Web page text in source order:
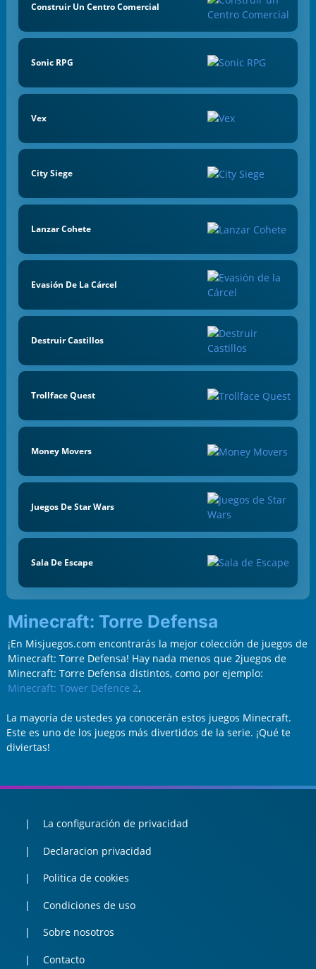
Construir Un Centro Comercial
Sonic RPG
Vex
City Siege
Lanzar Cohete
Evasión De La Cárcel
Destruir Castillos
Trollface Quest
Money Movers
Juegos De Star Wars
Sala De Escape
Minecraft: Torre Defensa
¡En Misjuegos.com encontrarás la mejor colección de juegos de
Minecraft: Torre Defensa! Hay nada menos que 2juegos de
Minecraft: Torre Defensa distintos, como por ejemplo:
Minecraft: Tower Defence 2.
La mayoría de ustedes ya conocerán estos juegos Minecraft.
Este es uno de los juegos más divertidos de la serie. ¡Qué te
diviertas!
La configuración de privacidad
Declaracion privacidad
Politica de cookies
Condiciones de uso
Sobre nosotros
Contacto